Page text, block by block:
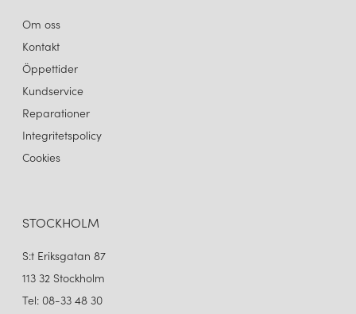
Om oss
Kontakt
Öppettider
Kundservice
Reparationer
Integritetspolicy
Cookies
STOCKHOLM
S:t Eriksgatan 87
113 32 Stockholm
Tel: 08-33 48 30